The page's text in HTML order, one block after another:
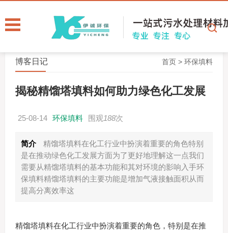
首页 >环保填料
博客日记
揭秘精馏塔填料如何助力绿色化工发展
25-08-14 环保填料 围观 188次
简介
精馏塔填料在化工行业中扮演着重要的角色特别
是在推动绿色化工发展方面为了更好地理解这一点我们
需要从精馏塔填料的基本功能和其对环境的影响入手环
保填料精馏塔填料的主要功能是增加气液接触面积从而
提高分离效率这
精馏塔填料在化工行业中扮演着重要的角色，特别是在推